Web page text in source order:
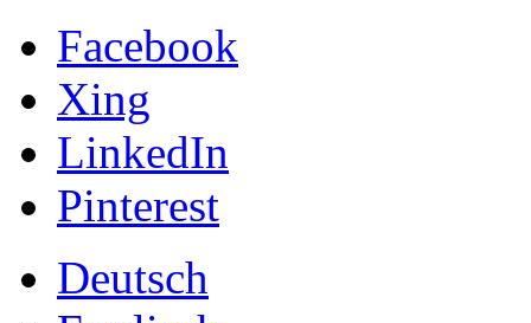
Facebook
Xing
LinkedIn
Pinterest
Deutsch